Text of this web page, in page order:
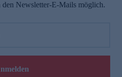
Newsletter-E-Mails möglich.